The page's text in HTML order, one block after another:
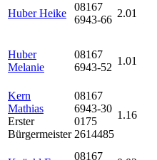
Huber Heike
08167
6943-66
2.01
Huber
Melanie
08167
6943-52
1.01
Kern
Mathias
Erster
Bürgermeister
08167
6943-30
0175
2614485
1.16
08167